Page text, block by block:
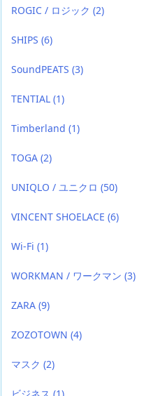
ROGIC / ロジック (2)
SHIPS (6)
SoundPEATS (3)
TENTIAL (1)
Timberland (1)
TOGA (2)
UNIQLO / ユニクロ (50)
VINCENT SHOELACE (6)
Wi-Fi (1)
WORKMAN / ワークマン (3)
ZARA (9)
ZOZOTOWN (4)
マスク (2)